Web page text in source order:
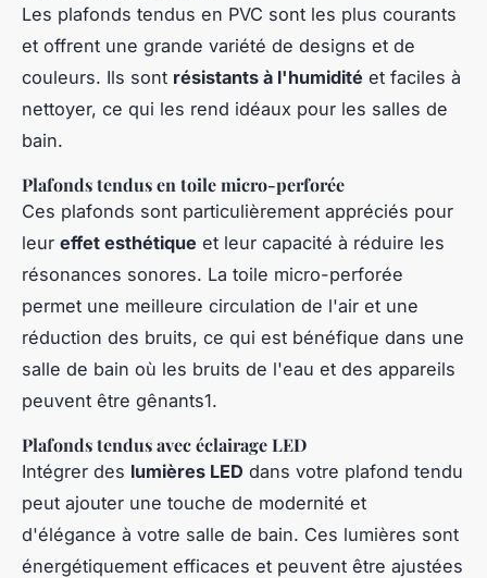
Les plafonds tendus en PVC sont les plus courants
et offrent une grande variété de designs et de
couleurs. Ils sont résistants à l'humidité et faciles à
nettoyer, ce qui les rend idéaux pour les salles de
bain.
Plafonds tendus en toile micro-perforée
Ces plafonds sont particulièrement appréciés pour
leur effet esthétique et leur capacité à réduire les
résonances sonores. La toile micro-perforée
permet une meilleure circulation de l'air et une
réduction des bruits, ce qui est bénéfique dans une
salle de bain où les bruits de l'eau et des appareils
peuvent être gênants1.
Plafonds tendus avec éclairage LED
Intégrer des lumières LED dans votre plafond tendu
peut ajouter une touche de modernité et
d'élégance à votre salle de bain. Ces lumières sont
énergétiquement efficaces et peuvent être ajustées